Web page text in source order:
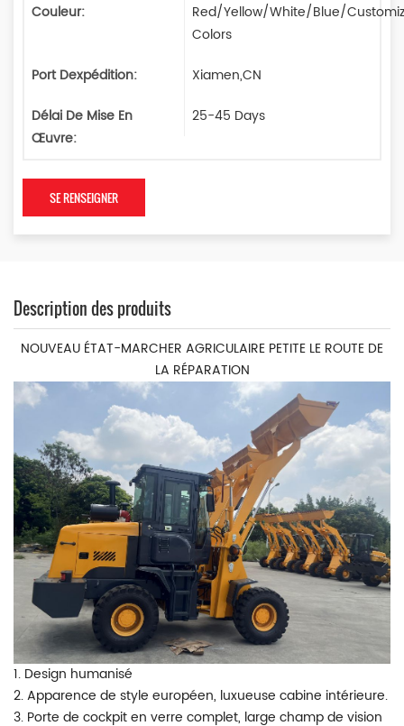
Couleur:
Red/Yellow/White/Blue/
Colors
Port Dexpédition:
Xiamen,CN
Délai De Mise En
Œuvre:
25-45 Days
SE RENSEIGNER
Description des produits
NOUVEAU ÉTAT-MARCHER AGRICULAIRE PETITE LE ROUTE DE
LA RÉPARATION
1. Design humanisé
2. Apparence de style européen, luxueuse cabine intérieure.
3. Porte de cockpit en verre complet, large champ de vision